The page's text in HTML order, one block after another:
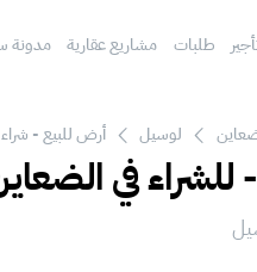
طلبات مشاريع عقارية مدونة
لوسيل أرض للبيع -
للشراء في